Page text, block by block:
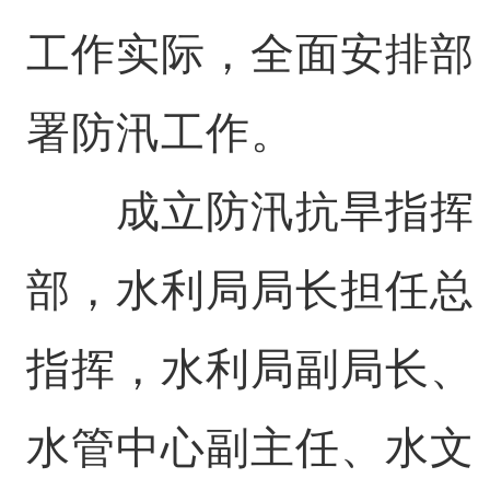
工作实际，全面安排部
署防汛工作。
成立防汛抗旱指挥
部，水利局局长担任总
指挥，水利局副局长、
水管中心副主任、水文